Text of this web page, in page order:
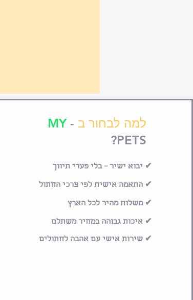
למה לבחור ב -
MY
PETS?
✔ יבוא ישיר – בלי פערי תיווך
✔ התאמה אישית לפי צרכי החתול
✔ משלוח מהיר לכל הארץ
✔ איכות גבוהה במחיר משתלם
✔ שירות אישי עם אהבה לחתולים